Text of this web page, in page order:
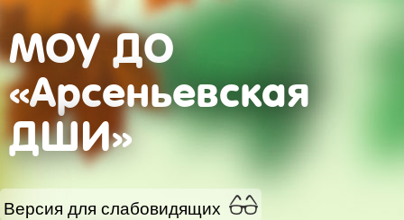
МОУ ДО
«Арсеньевская
ДШИ»
Версия для слабовидящих